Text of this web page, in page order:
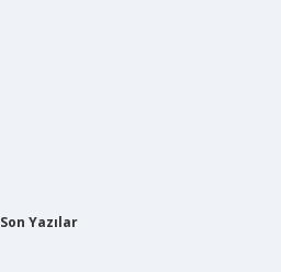
Son Yazılar